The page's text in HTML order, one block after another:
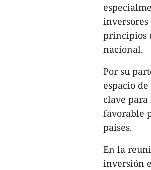
inversores
principios
nacional.
Por su
espacio
clave
favorable
países.
En la
inversión